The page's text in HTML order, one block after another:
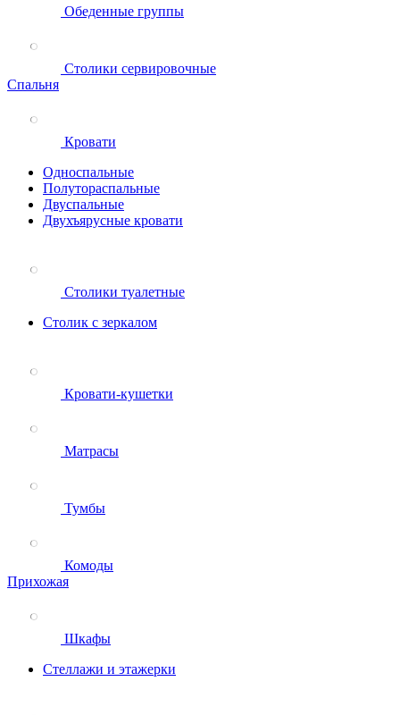
Обеденные группы
Столики сервировочные
Спальня
Кровати
Односпальные
Полутораспальные
Двуспальные
Двухъярусные кровати
Столики туалетные
Столик с зеркалом
Кровати-кушетки
Матрасы
Тумбы
Комоды
Прихожая
Шкафы
Стеллажи и этажерки